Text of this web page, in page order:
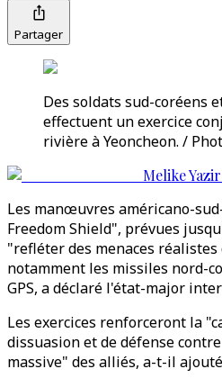
Partager
Des soldats sud-coréens
effectuent un exercice
rivière à Yeoncheon. /
Melike
Les manœuvres américano-
Freedom Shield", prévues
"refléter des menaces
notamment les missiles nord-
GPS, a déclaré l'état-major
Les exercices renforceront la
dissuasion et de défense
massive" des alliés, a-t-il